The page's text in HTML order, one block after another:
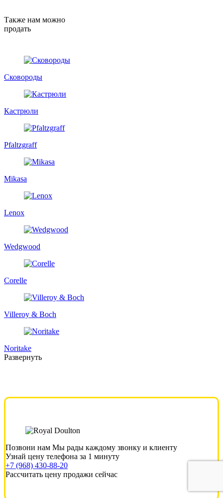
Также нам можно
продать
Сковороды
Кастрюли
Pfaltzgraff
Mikasa
Lenox
Wedgwood
Corelle
Villeroy & Boch
Noritake
Развернуть
Позвони нам Мы рады каждому звонку и клиенту
Узнай цену телефона за 1 минуту
+7 (968) 430-88-20
Рассчитать цену продажи сейчас